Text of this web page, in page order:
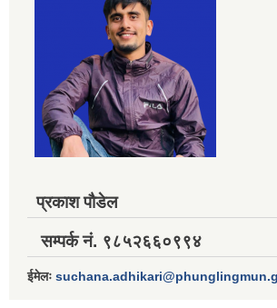
प्रकाश पौडेल
सम्पर्क नं. ९८५२६६०९९४
ईमेलः